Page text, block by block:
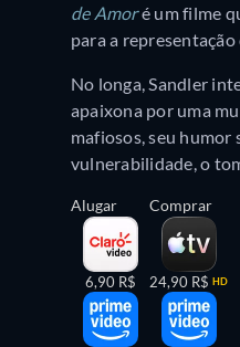
de Amoré um filme
para a
No longa, Sandler
apaixona por uma
mafiosos, seu humor
vulnerabilidade, o
Alugar
6,90 R$
Comprar
24,90 R$ HD